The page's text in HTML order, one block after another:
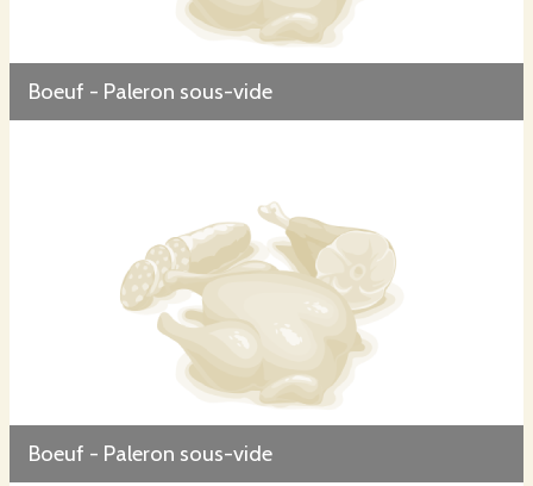
Boeuf - Paleron sous-vide
Boeuf - Paleron sous-vide